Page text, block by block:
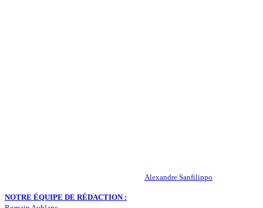
Alexandre Sanfilippo
NOTRE ÉQUIPE DE RÉDACTION :